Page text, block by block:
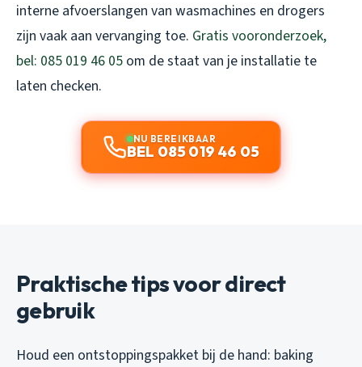
interne afvoerslangen van wasmachines en drogers
zijn vaak aan vervanging toe. Gratis vooronderzoek,
bel: 085 019 46 05 om de staat van je installatie te
laten checken.
NU BEREIKBAAR
BEL 085 019 46 05
Praktische tips voor direct
gebruik
Houd een ontstoppingspakket bij de hand: baking